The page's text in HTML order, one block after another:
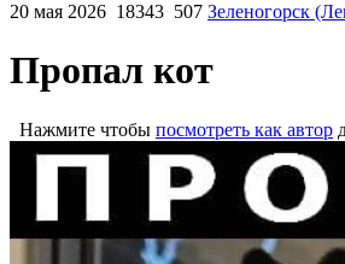
20 мая 2026 18343 507 Зеленогорск
Пропал кот
Нажмите чтобы посмотреть как автор